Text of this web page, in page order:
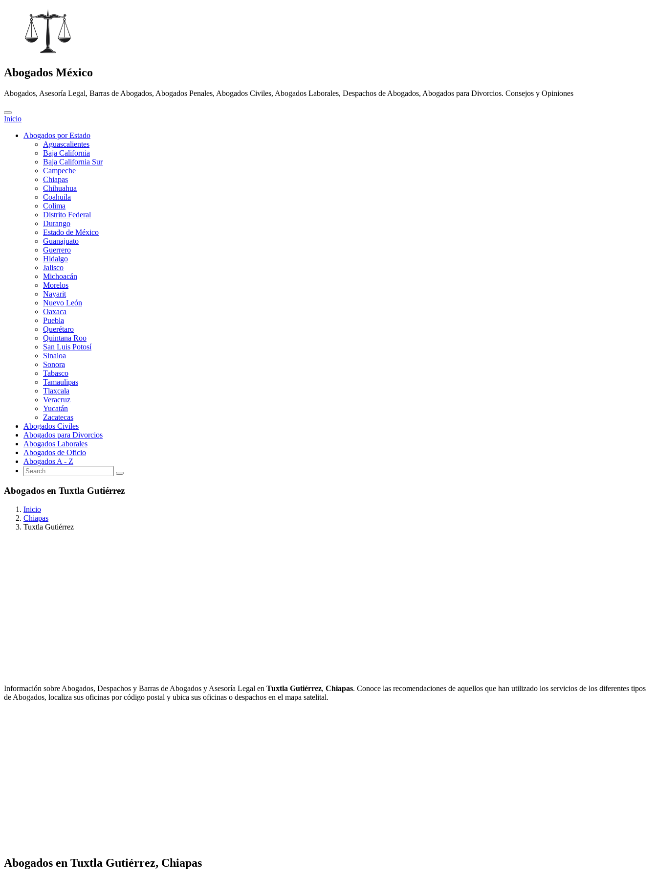
Abogados México
Abogados, Asesoría Legal, Barras de Abogados, Abogados Penales, Abogados Civiles, Abogados Laborales, Despachos de Abogados, Abogados para Divorcios. Consejos y Opiniones
Inicio
Abogados por Estado
Aguascalientes
Baja California
Baja California Sur
Campeche
Chiapas
Chihuahua
Coahuila
Colima
Distrito Federal
Durango
Estado de México
Guanajuato
Guerrero
Hidalgo
Jalisco
Michoacán
Morelos
Nayarit
Nuevo León
Oaxaca
Puebla
Querétaro
Quintana Roo
San Luis Potosí
Sinaloa
Sonora
Tabasco
Tamaulipas
Tlaxcala
Veracruz
Yucatán
Zacatecas
Abogados Civiles
Abogados para Divorcios
Abogados Laborales
Abogados de Oficio
Abogados A - Z
Abogados en Tuxtla Gutiérrez
Inicio
Chiapas
Tuxtla Gutiérrez
Información sobre Abogados, Despachos y Barras de Abogados y Asesoría Legal en Tuxtla Gutiérrez, Chiapas. Conoce las recomendaciones de aquellos que han utilizado los servicios de los diferentes tipos
de Abogados, localiza sus oficinas por código postal y ubica sus oficinas o despachos en el mapa satelital.
Abogados en Tuxtla Gutiérrez, Chiapas